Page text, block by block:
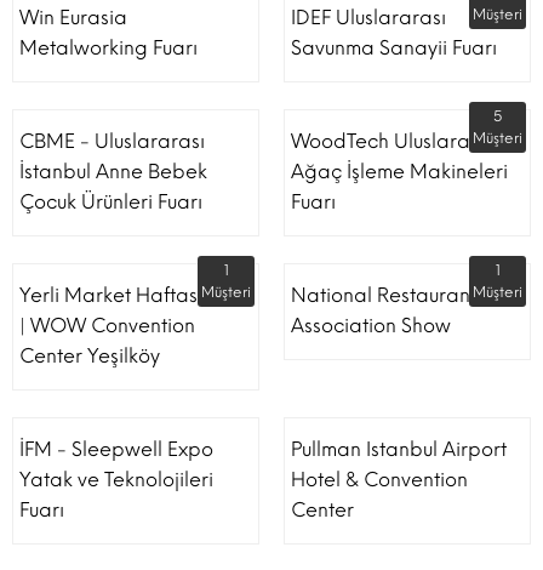
Win Eurasia
Metalworking Fuarı
IDEF Uluslararası
Savunma Sanayii Fuarı
Müşteri
CBME - Uluslararası
İstanbul Anne Bebek
Çocuk Ürünleri Fuarı
WoodTech Uluslararası
Ağaç İşleme Makineleri
Fuarı
5
Müşteri
Yerli Market Haftası Fuarı
| WOW Convention
Center Yeşilköy
1
Müşteri
National Restaurant
Association Show
1
Müşteri
İFM - Sleepwell Expo
Yatak ve Teknolojileri
Fuarı
Pullman Istanbul Airport
Hotel & Convention
Center